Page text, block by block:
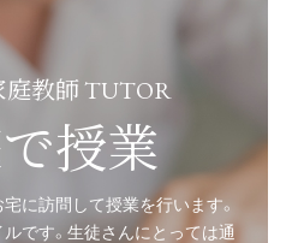
庭教師 TUTOR
授業
に訪問して授業を行います。
です。生徒さんにとっては通